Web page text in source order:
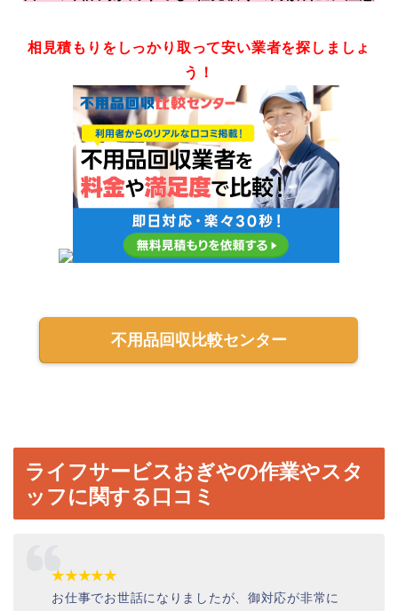
相見積もりをしっかり取って安い業者を探しましょ
う！
不用品回収比較センター
ライフサービスおぎやの作業やスタ
ッフに関する口コミ
★★★★★
お仕事でお世話になりましたが、御対応が非常に